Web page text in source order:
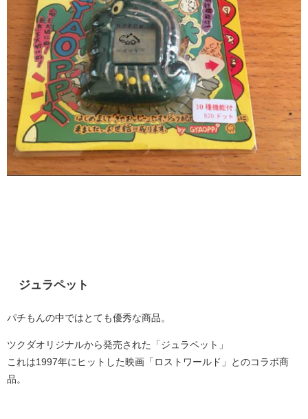
ジュラペット
パチもんの中ではとても優秀な商品。
ツクダオリジナルから発売された「ジュラペット」
これは1997年にヒットした映画「ロストワールド」とのコラボ商
品。